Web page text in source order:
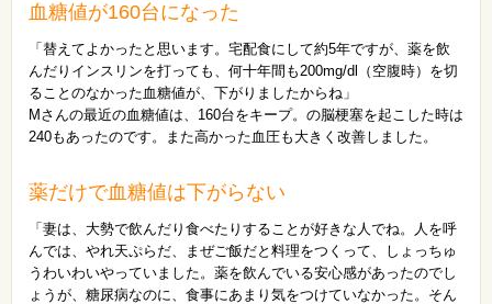
血糖値が160台になった
「替えてよかったと思います。宅配食にして約5年ですが、薬を飲
んだりインスリンを打っても、何十年間も200mg/dl（空腹時）を切
ることのなかった血糖値が、下がりましたからね」
Mさんの最近の血糖値は、160台をキープ。の脳梗塞を起こした時は
240もあったのです。また高かった血圧も大きく改善しました。
薬だけで血糖値は下がらない
「妻は、大勢で飲んだり食べたりすることが好きな人でね。人を呼
んでは、やれ天ぷらだ、まぜご飯だと料理をつくって、しょっちゅ
うわいわいやっていました。薬を飲んでいる安心感があったのでし
ょうが、糖尿病なのに、食事にあまり気をつけていなかった。そん